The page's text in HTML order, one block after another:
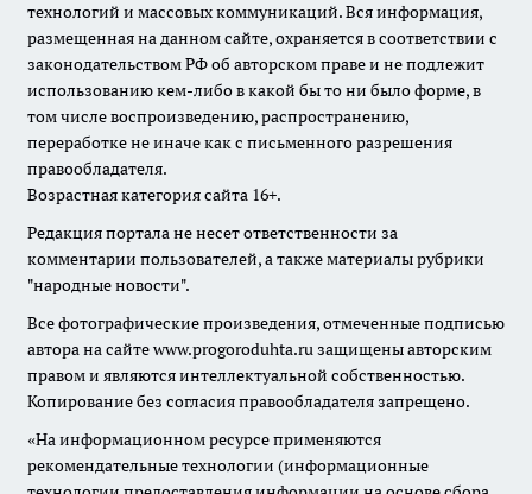
технологий и массовых коммуникаций. Вся информация,
размещенная на данном сайте, охраняется в соответствии с
законодательством РФ об авторском праве и не подлежит
использованию кем-либо в какой бы то ни было форме, в
том числе воспроизведению, распространению,
переработке не иначе как с письменного разрешения
правообладателя.
Возрастная категория сайта 16+.
Редакция портала не несет ответственности за
комментарии пользователей, а также материалы рубрики
"народные новости".
Все фотографические произведения, отмеченные подписью
автора на сайте www.progoroduhta.ru защищены авторским
правом и являются интеллектуальной собственностью.
Копирование без согласия правообладателя запрещено.
«На информационном ресурсе применяются
рекомендательные технологии (информационные